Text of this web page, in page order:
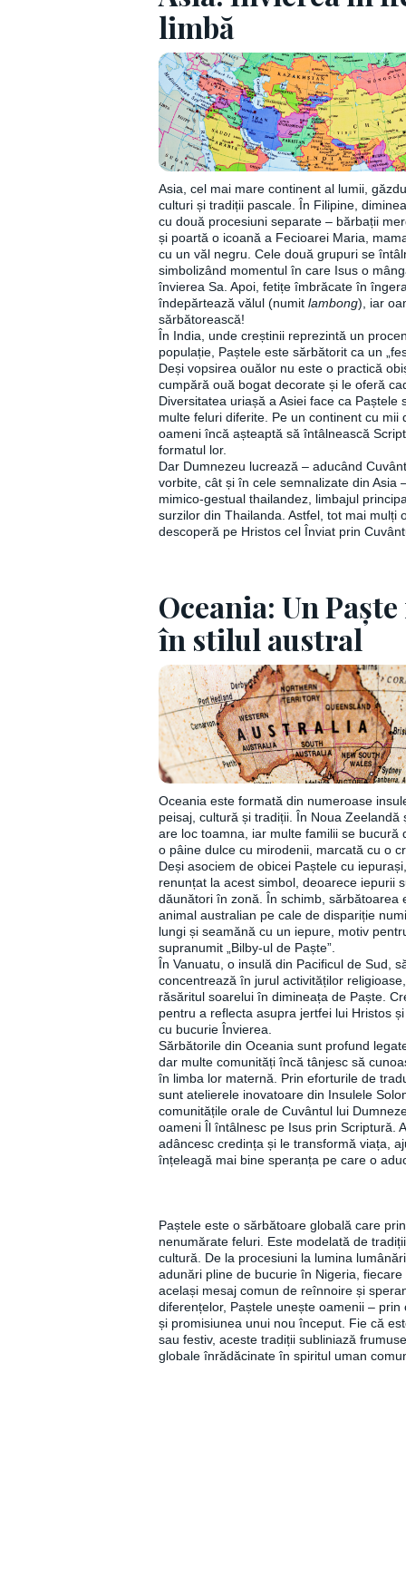
limbă
Asia, cel mai mare continent al lumii,
culturi și tradiții pascale. În Filipine,
cu două procesiuni separate – bărbații
și poartă o icoană a Fecioarei Maria,
cu un văl negru. Cele două grupuri se
simbolizând momentul în care Isus o
învierea Sa. Apoi, fetițe îmbrăcate în
îndepărtează vălul (numitlambong), iar
sărbătorească!
În India, unde creștinii reprezintă un
populație, Paștele este sărbătorit ca un
Deși vopsirea ouălor nu este o practică
cumpără ouă bogat decorate și le oferă
Diversitatea uriașă a Asiei face ca Paștele
multe feluri diferite. Pe un continent cu mii
oameni încă așteaptă să întâlnească
formatul lor.
Dar Dumnezeu lucrează – aducând
vorbite, cât și în cele semnalizate din Asia
mimico-gestual thailandez, limbajul
surzilor din Thailanda. Astfel, tot mai mulți
descoperă pe Hristos cel Înviat prin
Oceania: Un
în stilul austral
Oceania este formată din numeroase
peisaj, cultură și tradiții. În Noua Zeelandă
are loc toamna, iar multe familii se bucură
o pâine dulce cu mirodenii, marcată cu o
Deși asociem de obicei Paștele cu
renunțat la acest simbol, deoarece iepurii
dăunători în zonă. În schimb, sărbătoarea
animal australian pe cale de dispariție
lungi și seamănă cu un iepure, motiv
supranumit „Bilby-ul de Paște”.
În Vanuatu, o insulă din Pacificul de Sud,
concentrează în jurul activităților
răsăritul soarelui în dimineața de Paște.
pentru a reflecta asupra jertfei lui Hristos
cu bucurie Învierea.
Sărbătorile din Oceania sunt profund
dar multe comunități încă tânjesc să
în limba lor maternă. Prin eforturile de
sunt atelierele inovatoare din Insulele
comunitățile orale de Cuvântul lui
oameni Îl întâlnesc pe Isus prin Scriptură.
adâncesc credința și le transformă viața,
înțeleagă mai bine speranța pe care o
Paștele este o sărbătoare globală care
nenumărate feluri. Este modelată de
cultură. De la procesiuni la lumina
adunări pline de bucurie în Nigeria,
același mesaj comun de reînnoire și
diferențelor, Paștele unește oamenii –
și promisiunea unui nou început. Fie că
sau festiv, aceste tradiții subliniază
globale înrădăcinate în spiritul uman